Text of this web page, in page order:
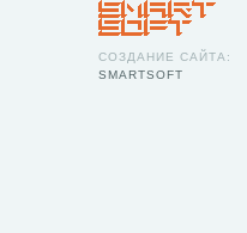
СОЗДАНИЕ САЙТА:
SMARTSOFT